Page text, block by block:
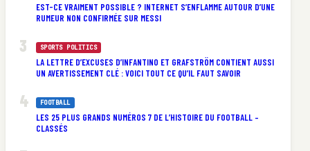
EST-CE VRAIMENT POSSIBLE ? INTERNET S’ENFLAMME AUTOUR D’UNE
RUMEUR NON CONFIRMÉE SUR MESSI
SPORTS POLITICS
LA LETTRE D’EXCUSES D’INFANTINO ET GRAFSTRÖM CONTIENT AUSSI
UN AVERTISSEMENT CLÉ : VOICI TOUT CE QU’IL FAUT SAVOIR
FOOTBALL
LES 25 PLUS GRANDS NUMÉROS 7 DE L’HISTOIRE DU FOOTBALL –
CLASSÉS